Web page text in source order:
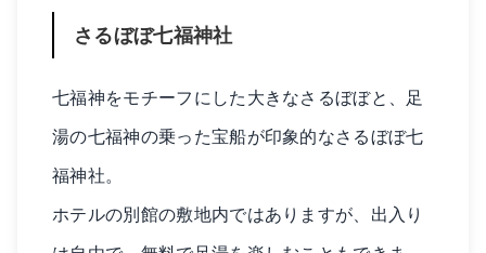
さるぼぼ七福神社
七福神をモチーフにした大きなさるぼぼと、足
湯の七福神の乗った宝船が印象的なさるぼぼ七
福神社。
ホテルの別館の敷地内ではありますが、出入り